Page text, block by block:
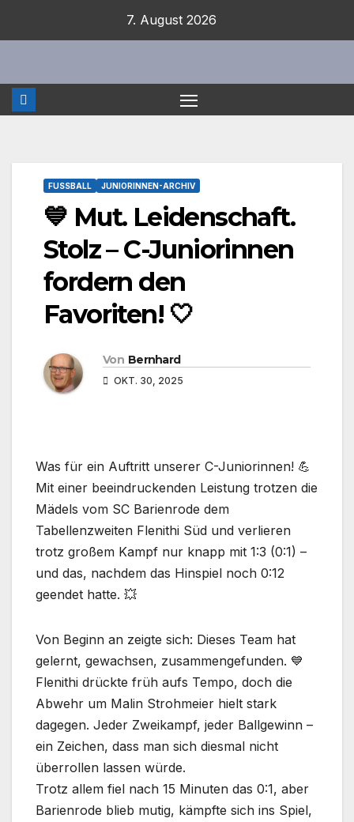
7. August 2026
FUSSBALL JUNIORINNEN-ARCHIV
💙 Mut. Leidenschaft.
Stolz – C-Juniorinnen
fordern den
Favoriten! 🤍
Von Bernhard
OKT. 30, 2025
Was für ein Auftritt unserer C-Juniorinnen! 💪
Mit einer beeindruckenden Leistung trotzen die
Mädels vom SC Barienrode dem
Tabellenzweiten Flenithi Süd und verlieren
trotz großem Kampf nur knapp mit 1:3 (0:1) –
und das, nachdem das Hinspiel noch 0:12
geendet hatte. 💥
Von Beginn an zeigte sich: Dieses Team hat
gelernt, gewachsen, zusammengefunden. 💙
Flenithi drückte früh aufs Tempo, doch die
Abwehr um Malin Strohmeier hielt stark
dagegen. Jeder Zweikampf, jeder Ballgewinn –
ein Zeichen, dass man sich diesmal nicht
überrollen lassen würde.
Trotz allem fiel nach 15 Minuten das 0:1, aber
Barienrode blieb mutig, kämpfte sich ins Spiel,